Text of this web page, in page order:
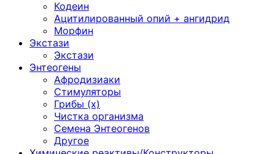
Кодеин
Ацитилированный опий + ангидрид
Морфин
Экстази
Экстази
Энтеогены
Афродизиаки
Стимуляторы
Грибы (х)
Чистка организма
Семена Энтеогенов
Другое